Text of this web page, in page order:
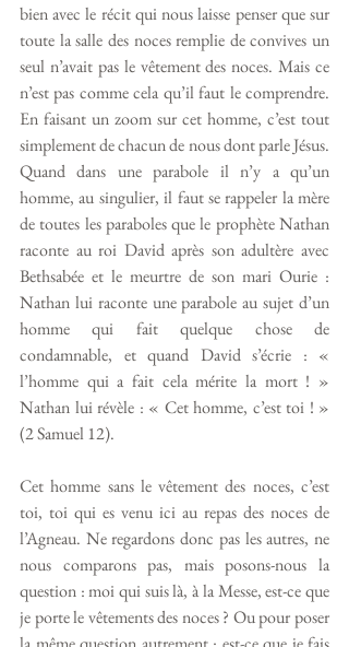
bien avec le récit qui nous laisse penser que sur
toute la salle des noces remplie de convives un
seul n’avait pas le vêtement des noces. Mais ce
n’est pas comme cela qu’il faut le comprendre.
En faisant un zoom sur cet homme, c’est tout
simplement de chacun de nous dont parle Jésus.
Quand dans une parabole il n’y a qu’un
homme, au singulier, il faut se rappeler la mère
de toutes les paraboles que le prophète Nathan
raconte au roi David après son adultère avec
Bethsabée et le meurtre de son mari Ourie :
Nathan lui raconte une parabole au sujet d’un
homme qui fait quelque chose de
condamnable, et quand David s’écrie : «
l’homme qui a fait cela mérite la mort ! »
Nathan lui révèle : « Cet homme, c’est toi ! »
(2 Samuel 12).
Cet homme sans le vêtement des noces, c’est
toi, toi qui es venu ici au repas des noces de
l’Agneau. Ne regardons donc pas les autres, ne
nous comparons pas, mais posons-nous la
question : moi qui suis là, à la Messe, est-ce que
je porte le vêtements des noces ? Ou pour poser